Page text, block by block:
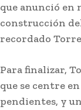
participaron
‘ComunicA’
que anunció en
construcción
recordado
Para finalizar,
que se centre
pendientes, y